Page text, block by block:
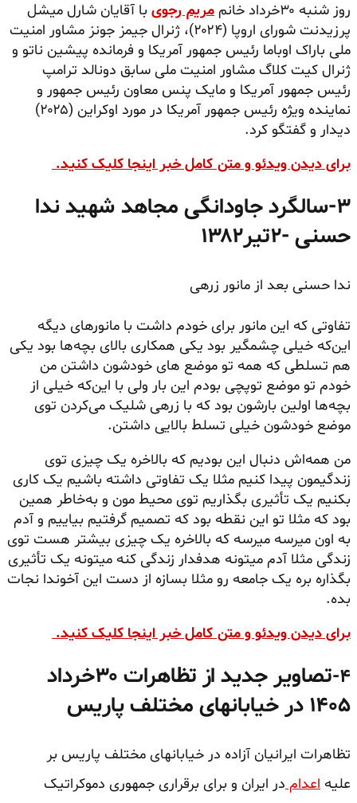
روز شنبه ۳۰خرداد خانم مریم رجوی با آقایان شارل میشل
پرزیدنت شورای اروپا (۲۰۲۴)، ژنرال جیمز جونز مشاور امنیت
ملی باراک اوباما رئیس جمهور آمریکا و فرمانده پیشین ناتو و
ژنرال کیت کلاگ مشاور امنیت ملی سابق دونالد ترامپ
رئیس جمهور آمریکا و مایک پنس معاون رئیس جمهور و
نماینده ویژه رئیس جمهور آمریکا در مورد اوکراین (۲۰۲۵)
دیدار و گفتگو کرد.
برای دیدن ویدئو و متن کامل خبر اینجا کلیک کنید.
۳- سالگرد جاودانگی مجاهد شهید ندا
حسنی -۲تیر۱۳۸۲
ندا حسنی بعد از مانور زرهی
تفاوتی که این مانور برای خودم داشت با مانورهای دیگه
این‌که خیلی چشمگیر بود یکی همکاری بالای بچه‌ها بود یکی
هم تسلطی که همه تو موضع های خودشون داشتن من
خودم تو موضع توپچی بودم این بار ولی با این‌که خیلی از
بچه‌ها اولین بارشون بود که با زرهی شلیک می‌کردن توی
موضع خودشون خیلی تسلط بالایی داشتن.
من همه‌اش دنبال این بودیم که بالاخره یک چیزی توی
زندگیمون پیدا کنیم مثلا یک تفاوتی داشته باشیم یک کاری
بکنیم یک تأثیری بگذاریم توی محیط مون و به‌خاطر همین
بود که مثلا تو این نقطه بود که تصمیم گرفتیم بیاییم و آدم
به اون میرسه میرسه که بالاخره یک چیزی بیشتر هست توی
زندگی مثلا آدم میتونه هدفدار زندگی کنه میتونه یک تأثیری
بگذاره بره یک جامعه رو مثلا بسازه از دست این آخوندا نجات
بده.
برای دیدن ویدئو و متن کامل خبر اینجا کلیک کنید.
۴-
تصاویر جدید از تظاهرات ۳۰خرداد
۱۴۰۵ در خیابانهای مختلف پاریس
تظاهرات ایرانیان آزاده در خیابانهای مختلف پاریس بر
علیه اعدامدر ایران و برای برقراری جمهوری دموکراتیک